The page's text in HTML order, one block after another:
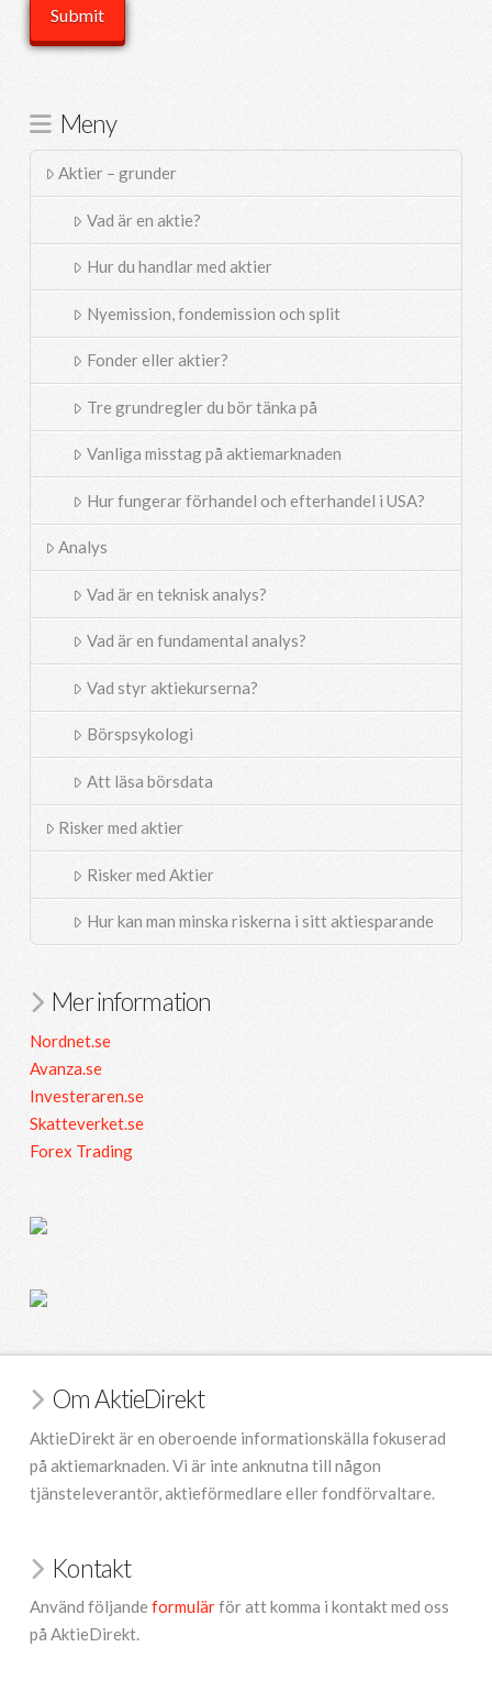
Meny
Aktier – grunder
Vad är en aktie?
Hur du handlar med aktier
Nyemission, fondemission och split
Fonder eller aktier?
Tre grundregler du bör tänka på
Vanliga misstag på aktiemarknaden
Hur fungerar förhandel och efterhandel i USA?
Analys
Vad är en teknisk analys?
Vad är en fundamental analys?
Vad styr aktiekurserna?
Börspsykologi
Att läsa börsdata
Risker med aktier
Risker med Aktier
Hur kan man minska riskerna i sitt aktiesparande
Mer information
Nordnet.se
Avanza.se
Investeraren.se
Skatteverket.se
Forex Trading
Om AktieDirekt
AktieDirekt är en oberoende informationskälla fokuserad
på aktiemarknaden. Vi är inte anknutna till någon
tjänsteleverantör, aktieförmedlare eller fondförvaltare.
Kontakt
Använd följande formulärför att komma i kontakt med oss
på AktieDirekt.